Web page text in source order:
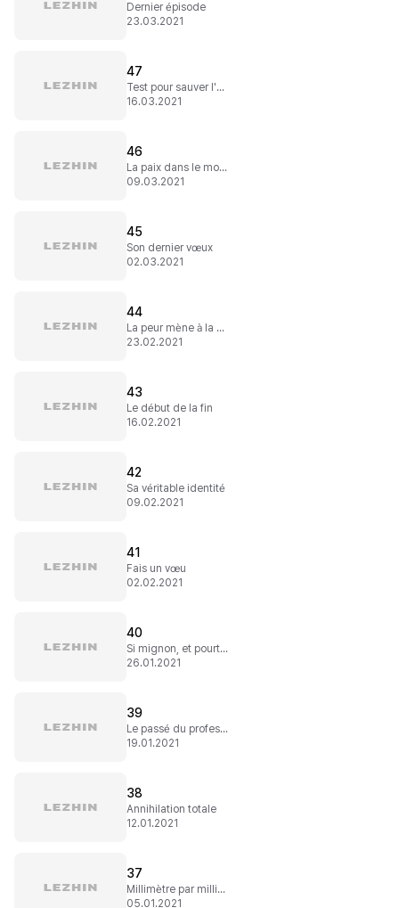
Dernier épisode
23.03.2021
47
Test pour sauver l'humanité
16.03.2021
46
La paix dans le monde
09.03.2021
45
Son dernier vœux
02.03.2021
44
La peur mène à la colère...
23.02.2021
43
Le début de la fin
16.02.2021
42
Sa véritable identité
09.02.2021
41
Fais un vœu
02.02.2021
40
Si mignon, et pourtant...
26.01.2021
39
Le passé du professeur
19.01.2021
38
Annihilation totale
12.01.2021
37
Millimètre par millimètre
05.01.2021